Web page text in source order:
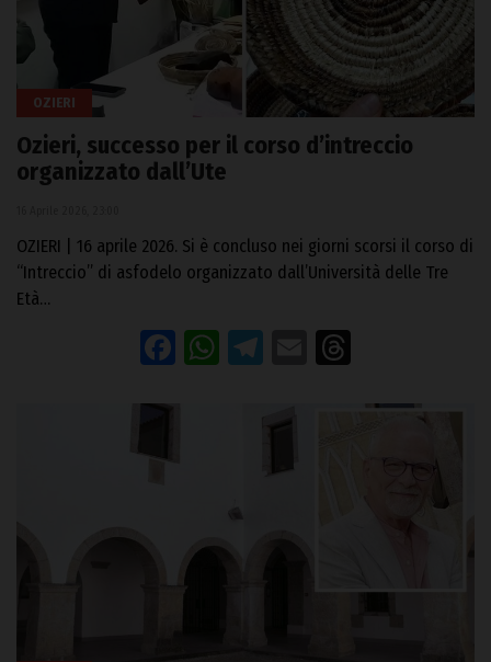
OZIERI
Ozieri, successo per il corso d’intreccio
organizzato dall’Ute
OZIERI | 16 aprile 2026. Si è concluso nei giorni scorsi il corso di
“Intreccio” di asfodelo organizzato dall’Università delle Tre
Età…
Facebook
WhatsApp
Telegram
Email